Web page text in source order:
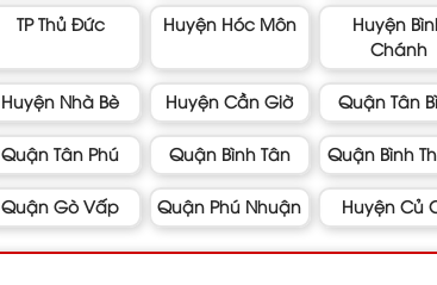
TP Thủ Đức Huyện Hóc Môn
Huyện
Chánh
Huyện Nhà Bè Huyện Cần Giờ Quận Tân
Quận Tân Phú Quận Bình Tân Quận Bình
Quận Gò Vấp Quận Phú Nhuận Huyện Củ